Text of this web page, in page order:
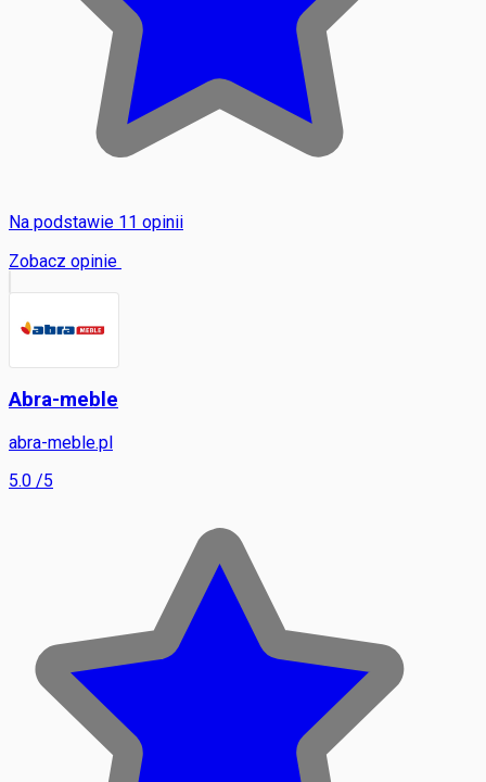
Na podstawie 11 opinii
Zobacz opinie
Abra-meble
abra-meble.pl
5.0 /5